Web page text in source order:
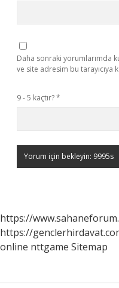
Daha sonraki yorumlarımda
ve site adresim bu tarayıcıya
9 - 5 kaçtır?*
https://
https://
online nttgame Sitemap